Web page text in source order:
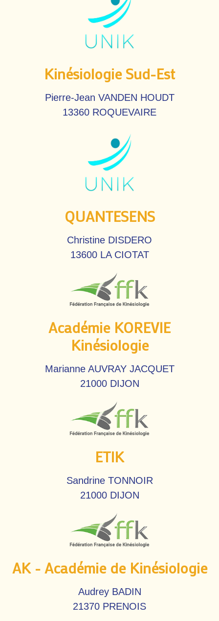
Kinésiologie Sud-Est
Pierre-Jean VANDEN HOUDT
13360 ROQUEVAIRE
QUANTESENS
Christine DISDERO
13600 LA CIOTAT
Académie KOREVIE
Kinésiologie
Marianne AUVRAY JACQUET
21000 DIJON
ETIK
Sandrine TONNOIR
21000 DIJON
AK - Académie de Kinésiologie
Audrey BADIN
21370 PRENOIS